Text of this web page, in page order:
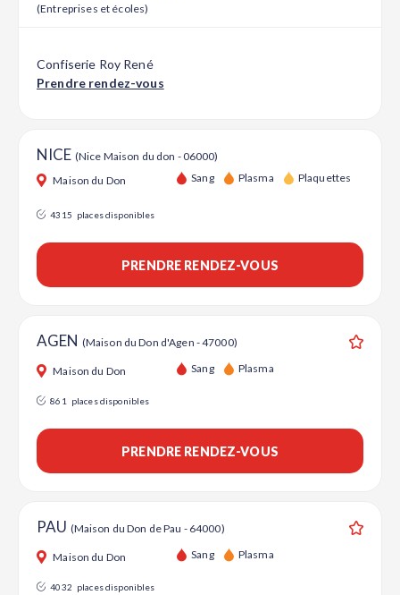
(Entreprises et écoles)
Confiserie Roy René
Prendre rendez-vous
NICE (Nice Maison du don - 06000)
Maison du Don
Sang Plasma Plaquettes
4315 places disponibles
PRENDRE RENDEZ-VOUS
AGEN (Maison du Don d'Agen - 47000)
Maison du Don Sang Plasma
861 places disponibles
PRENDRE RENDEZ-VOUS
PAU (Maison du Don de Pau - 64000)
Maison du Don Sang Plasma
4032 places disponibles